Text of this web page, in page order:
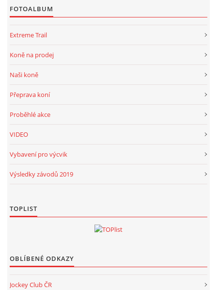
FOTOALBUM
Extreme Trail
Koně na prodej
Naši koně
Přeprava koní
Proběhlé akce
VIDEO
Vybavení pro výcvik
Výsledky závodů 2019
TOPLIST
OBLÍBENÉ ODKAZY
Jockey Club ČR